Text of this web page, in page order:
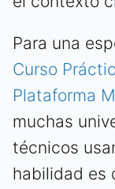
Para una
Curso
Plataforma
muchas
técnicos
habilidad es